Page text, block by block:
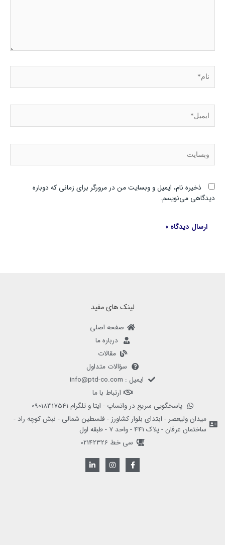
ذخیره نام، ایمیل و وبسایت من در مرورگر برای زمانی که دوباره
دیدگاهی می‌نویسم.
لینک های مفید
صفحه اصلی
درباره ما
مقالات
سؤالات متداول
ایمیل : info@ptd-co.com
ارتباط با ما
پاسخگویی سریع در واتساپ - ایتا و تلگرام 09018317541
میدان ولیعصر - ابتدای بلوار کشاورز - فلسطین شمالی - نبش کوچه راد -
ساختمان عرفان - پلاک 441 - واحد 7 - طبقه اول
سی خط 02142326
F
a
c
I
n
s
L
i
n